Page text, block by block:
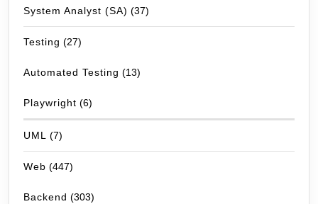
System Analyst (SA) (37)
Testing (27)
Automated Testing (13)
Playwright (6)
UML (7)
Web (447)
Backend (303)